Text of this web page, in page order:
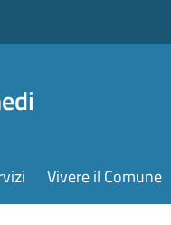
Vivere il Comune